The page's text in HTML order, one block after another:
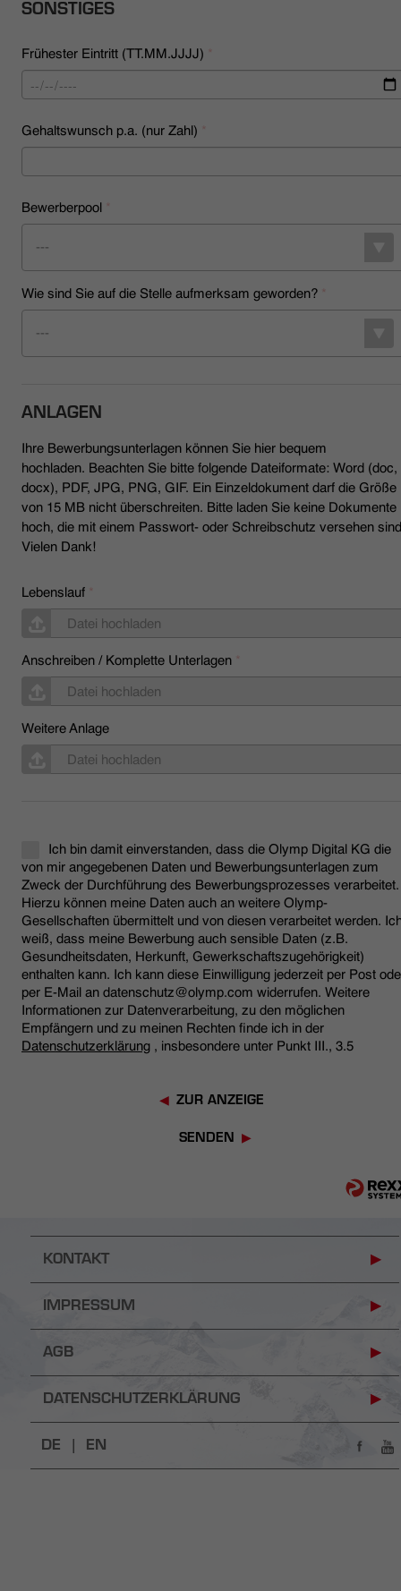
SONSTIGES
Frühester Eintritt (TT.MM.JJJJ) *
Gehaltswunsch p.a. (nur Zahl) *
Bewerberpool *
---
Wie sind Sie auf die Stelle aufmerksam geworden? *
---
ANLAGEN
Ihre Bewerbungsunterlagen können Sie hier bequem
hochladen. Beachten Sie bitte folgende Dateiformate: Word (doc,
docx), PDF, JPG, PNG, GIF. Ein Einzeldokument darf die Größe
von 15 MB nicht überschreiten. Bitte laden Sie keine Dokumente
hoch, die mit einem Passwort- oder Schreibschutz versehen
Vielen Dank!
Lebenslauf *
Datei hochladen
Anschreiben / Komplette Unterlagen *
Datei hochladen
Weitere Anlage
Datei hochladen
Ich bin damit einverstanden, dass die Olymp Digital KG die
von mir angegebenen Daten und Bewerbungsunterlagen zum
Zweck der Durchführung des Bewerbungsprozesses verarbeitet.
Hierzu können meine Daten auch an weitere Olymp-
Gesellschaften übermittelt und von diesen verarbeitet werden.
weiß, dass meine Bewerbung auch sensible Daten (z.B.
Gesundheitsdaten, Herkunft, Gewerkschaftszugehörigkeit)
enthalten kann. Ich kann diese Einwilligung jederzeit per Post
per E-Mail an datenschutz@olymp.com widerrufen. Weitere
Informationen zur Datenverarbeitung, zu den möglichen
Empfängern und zu meinen Rechten finde ich in der
Datenschutzerklärung , insbesondere unter Punkt III., 3.5
ZUR ANZEIGE
SENDEN
KONTAKT
IMPRESSUM
AGB
DATENSCHUTZERKLÄRUNG
DE | EN